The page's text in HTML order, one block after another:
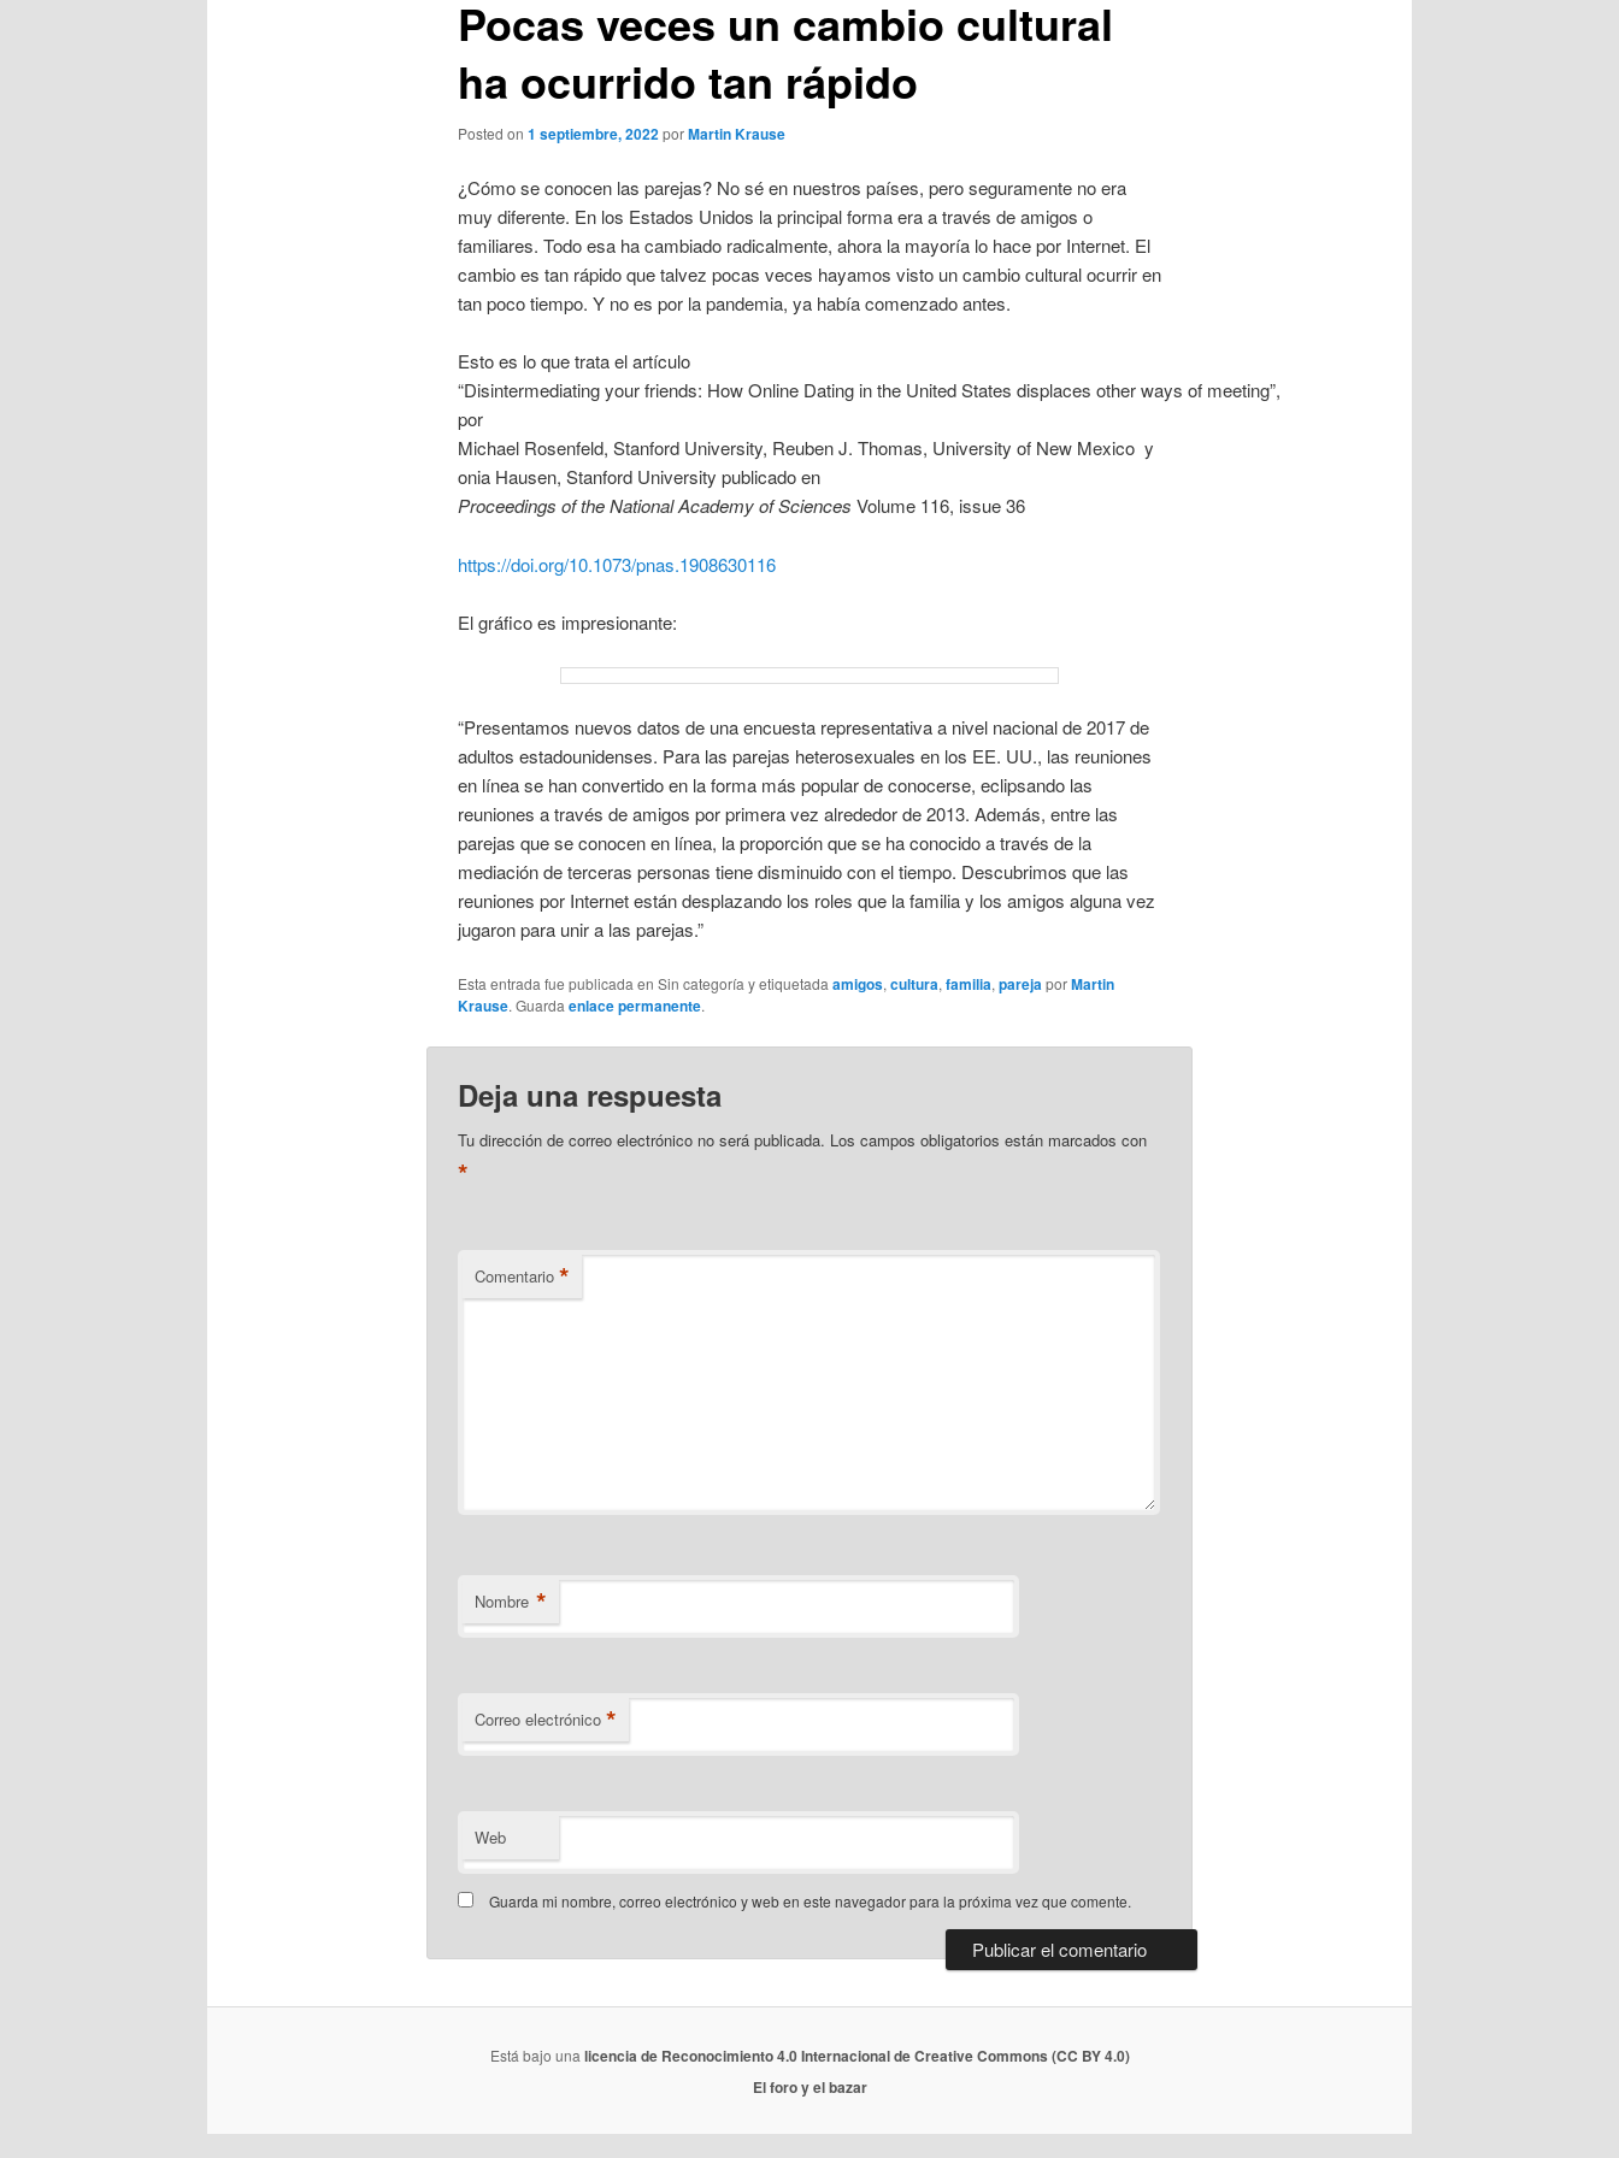
Pocas veces un cambio cultural
ha ocurrido tan rápido
Posted on 1 septiembre, 2022porMartin Krause
¿Cómo se conocen las parejas? No sé en nuestros países, pero seguramente no era
muy diferente. En los Estados Unidos la principal forma era a través de amigos o
familiares. Todo esa ha cambiado radicalmente, ahora la mayoría lo hace por Internet. El
cambio es tan rápido que talvez pocas veces hayamos visto un cambio cultural ocurrir en
tan poco tiempo. Y no es por la pandemia, ya había comenzado antes.
Esto es lo que trata el artículo
“Disintermediating your friends: How Online Dating in the United States displaces other ways of meeting”,
por
Michael Rosenfeld, Stanford University, Reuben J. Thomas, University of New Mexico y
onia Hausen, Stanford University publicado en
Proceedings of the National Academy of Sciences Volume 116, issue 36
https://doi.org/10.1073/pnas.1908630116
El gráfico es impresionante:
“Presentamos nuevos datos de una encuesta representativa a nivel nacional de 2017 de
adultos estadounidenses. Para las parejas heterosexuales en los EE. UU., las reuniones
en línea se han convertido en la forma más popular de conocerse, eclipsando las
reuniones a través de amigos por primera vez alrededor de 2013. Además, entre las
parejas que se conocen en línea, la proporción que se ha conocido a través de la
mediación de terceras personas tiene disminuido con el tiempo. Descubrimos que las
reuniones por Internet están desplazando los roles que la familia y los amigos alguna vez
jugaron para unir a las parejas.”
Esta entrada fue publicada en Sin categoría y etiquetada amigos, cultura, familia, parejaporMartin
Krause. Guarda enlace permanente.
Deja una respuesta
Tu dirección de correo electrónico no será publicada. Los campos obligatorios están marcados con
*
Comentario *
Nombre *
Correo electrónico *
Web
Guarda mi nombre, correo electrónico y web en este navegador para la próxima vez que comente.
Está bajo una licencia de Reconocimiento 4.0 Internacional de Creative Commons (CC BY 4.0)
El foro y el bazar